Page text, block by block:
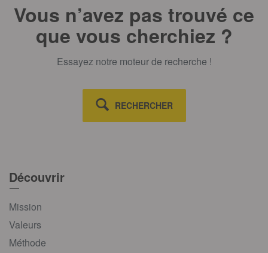
Vous n’avez pas trouvé ce
que vous cherchiez ?
Essayez notre moteur de recherche !
RECHERCHER
Découvrir
Mission
Valeurs
Méthode